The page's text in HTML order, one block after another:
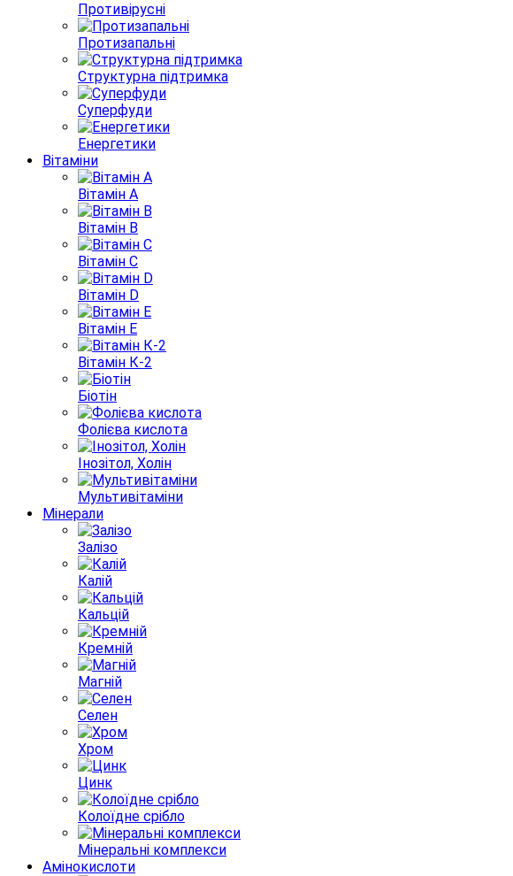
Противірусні
Протизапальні
Структурна підтримка
Суперфуди
Енергетики
Вітаміни
Вітамін A
Вітамін B
Вітамін С
Вітамін D
Вітамін E
Вітамін К-2
Біотін
Фолієва кислота
Інозітол, Холін
Мультивітаміни
Мінерали
Залізо
Калій
Кальцій
Кремній
Магній
Селен
Хром
Цинк
Колоїдне срібло
Мінеральні комплекси
Амінокислоти